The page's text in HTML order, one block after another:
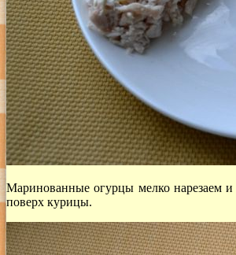
Маринованные огурцы мелко нарезаем
поверх курицы.